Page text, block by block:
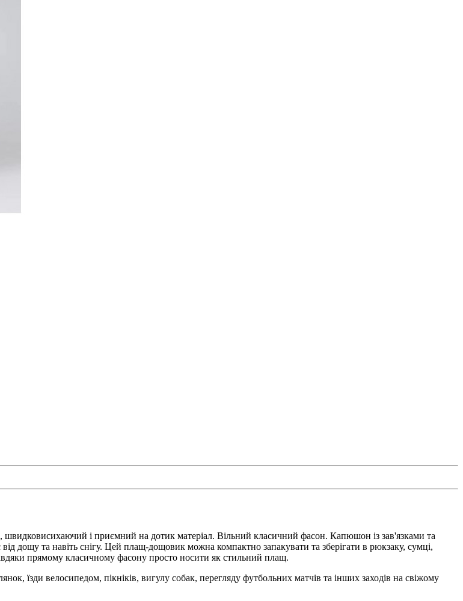
і приємний на дотик матеріал. Вільний класичний фасон. Капюшон із зав'язками та
дощу та навіть снігу. Цей плащ-дощовик можна компактно запакувати та зберігати в рюкзаку, сумці,
прямому класичному фасону просто носити як стильний плащ.
їзди велосипедом, пікніків, вигулу собак, перегляду футбольних матчів та інших заходів на свіжому